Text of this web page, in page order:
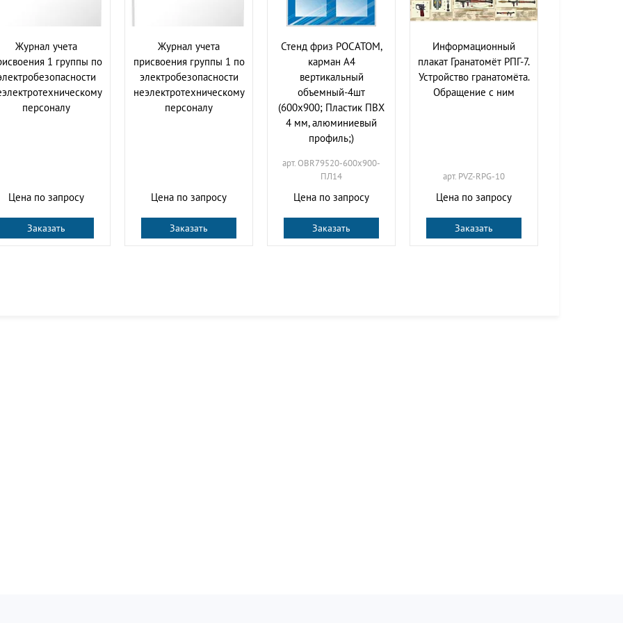
Журнал учета
1 группы по
персоналу
Цена по запросу
Заказать
Журнал учета
присвоения группы 1 по
электробезопасности
неэлектротехническому
персоналу
Цена по запросу
Заказать
Стенд фриз РОСАТОМ,
карман А4
вертикальный
объемный-4шт
(600х900; Пластик ПВХ
4 мм, алюминиевый
профиль;)
арт. OBR79520-600х900-
ПЛ14
Цена по запросу
Заказать
Информационный
плакат Гранатомёт РПГ-7.
Устройство гранатомёта.
Обращение с ним
арт. PVZ-RPG-10
Цена по запросу
Заказать